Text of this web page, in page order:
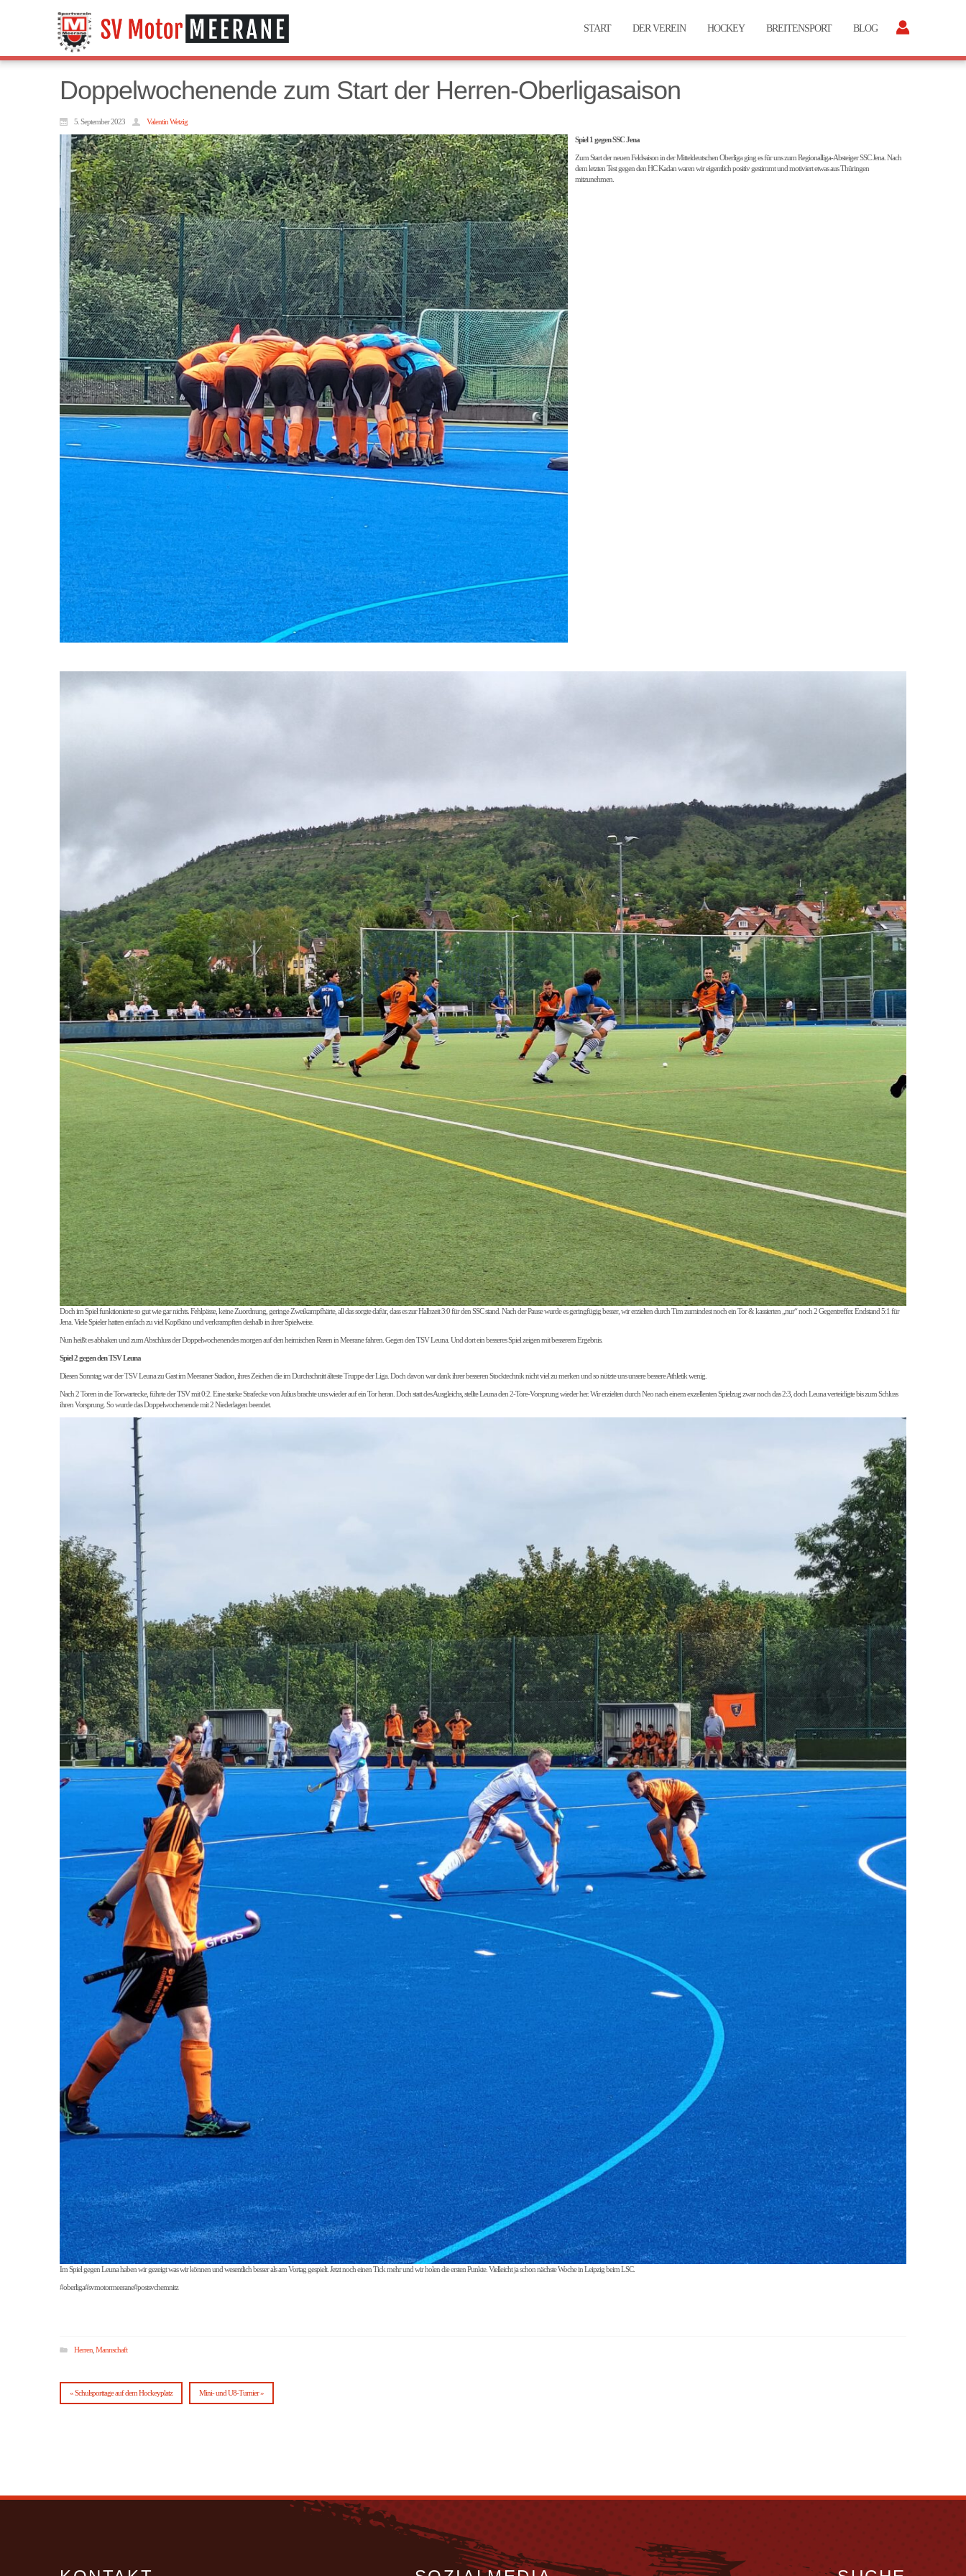
START DER VEREIN HOCKEY BREITENSPORT BLOG
Doppelwochenende zum Start der Herren-Oberligasaison
5. September 2023 Valentin Wetzig
Spiel 1 gegen SSC Jena
Zum Start der neuen Feldsaison in der Mitteldeutschen Oberliga ging es für uns zum Regionalliga-Absteiger SSC Jena. Nach
dem letzten Test gegen den HC Kadan waren wir eigentlich positiv gestimmt und motiviert etwas aus Thüringen
mitzunehmen.
Doch im Spiel funktionierte so gut wie gar nichts. Fehlpässe, keine Zuordnung, geringe Zweikampfhärte, all das sorgte dafür, dass es zur Halbzeit 3:0 für den SSC stand. Nach der Pause wurde es geringfügig besser, wir erzielten durch Tim zumindest noch ein Tor & kassierten „nur“ noch 2 Gegentreffer. Endstand 5:1 für
Jena. Viele Spieler hatten einfach zu viel Kopfkino und verkrampften deshalb in ihrer Spielweise.
Nun heißt es abhaken und zum Abschluss der Doppelwochenendes morgen auf den heimischen Rasen in Meerane fahren. Gegen den TSV Leuna. Und dort ein besseres Spiel zeigen mit besserem Ergebnis.
Spiel 2 gegen den TSV Leuna
Diesen Sonntag war der TSV Leuna zu Gast im Meeraner Stadion, ihres Zeichen die im Durchschnitt älteste Truppe der Liga. Doch davon war dank ihrer besseren Stocktechnik nicht viel zu merken und so nützte uns unsere bessere Athletik wenig.
Nach 2 Toren in die Torwartecke, führte der TSV mit 0:2. Eine starke Strafecke von Julius brachte uns wieder auf ein Tor heran. Doch statt des Ausgleichs, stellte Leuna den 2-Tore-Vorsprung wieder her. Wir erzielten durch Neo nach einem exzellenten Spielzug zwar noch das 2:3, doch Leuna verteidigte bis zum Schluss
ihren Vorsprung. So wurde das Doppelwochenende mit 2 Niederlagen beendet.
Im Spiel gegen Leuna haben wir gezeigt was wir können und wesentlich besser als am Vortag gespielt. Jetzt noch einen Tick mehr und wir holen die ersten Punkte. Vielleicht ja schon nächste Woche in Leipzig beim LSC.
#oberliga#svmotormeerane#postsvchemnitz
Herren Mannschaft
« Schulsporttage auf dem Hockeyplatz Mini- und U8-Turnier »